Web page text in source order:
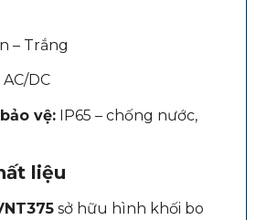
– Trắng
AC/DC
vệ: IP65 – chống nước,
liệu
sở hữu hình khối bo